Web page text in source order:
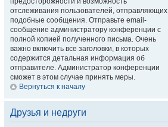
отслеживания пользователей, отправляющих
подобные сообщения. Отправьте email-
сообщение администратору конференции с
полной копией полученного письма. Очень
важно включить все заголовки, в которых
содержится детальная информация об
отправителе. Администратор конференции
сможет в этом случае принять меры.
Вернуться к началу
Друзья и недруги